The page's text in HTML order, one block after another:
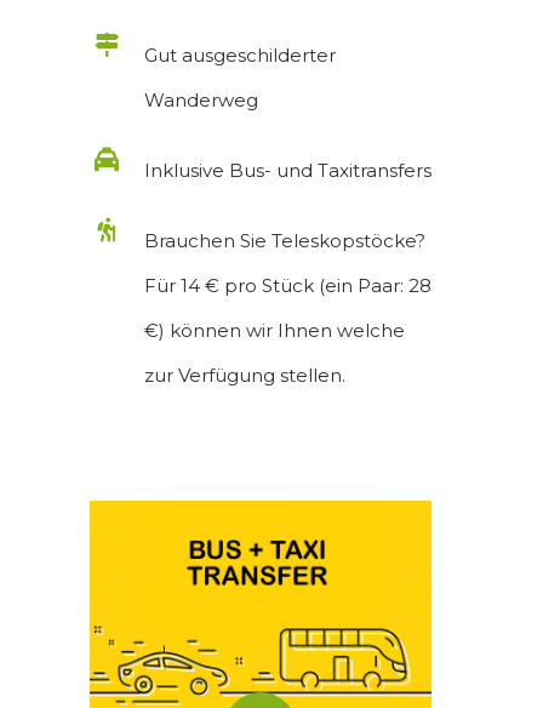
Gut ausgeschilderter
Wanderweg
Inklusive Bus- und Taxitransfers
Brauchen Sie Teleskopstöcke?
Für 14 € pro Stück (ein Paar: 28
€) können wir Ihnen welche
zur Verfügung stellen.